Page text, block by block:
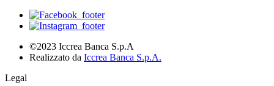
©2023 Iccrea Banca S.p.A
Realizzato da Iccrea Banca S.p.A.
Legal